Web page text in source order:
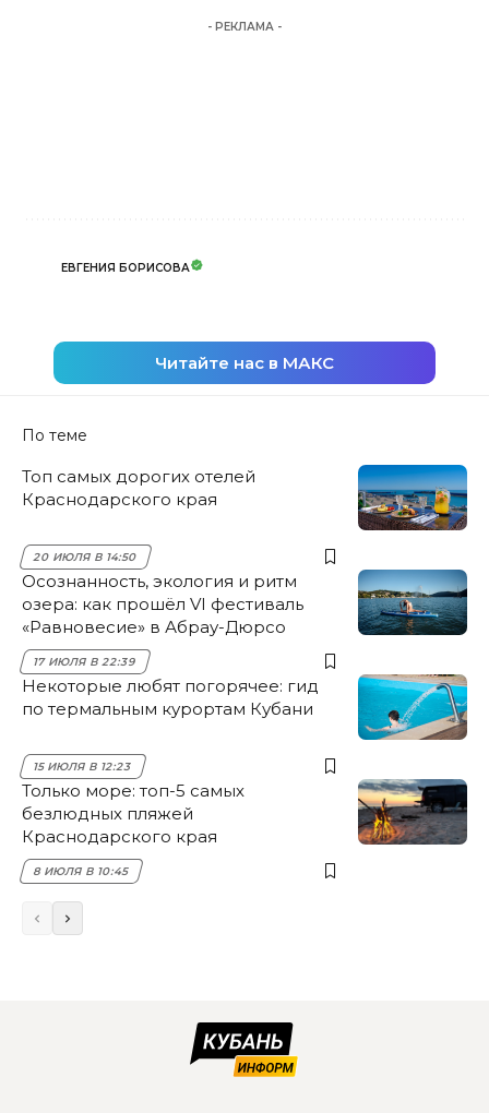
- РЕКЛАМА -
ЕВГЕНИЯ БОРИСОВА
Читайте нас в МАКС
По теме
Топ самых дорогих отелей
Краснодарского края
20 ИЮЛЯ В 14:50
Осознанность, экология и ритм
озера: как прошёл VI фестиваль
«Равновесие» в Абрау-Дюрсо
17 ИЮЛЯ В 22:39
Некоторые любят погорячее: гид
по термальным курортам Кубани
15 ИЮЛЯ В 12:23
Только море: топ-5 самых
безлюдных пляжей
Краснодарского края
8 ИЮЛЯ В 10:45